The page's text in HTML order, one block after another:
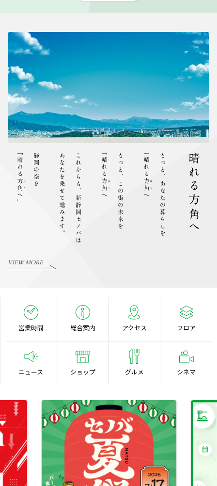
VIEW MORE
営業時間 総合案内 アクセス フロア
ニュース ショップ グルメ シネマ